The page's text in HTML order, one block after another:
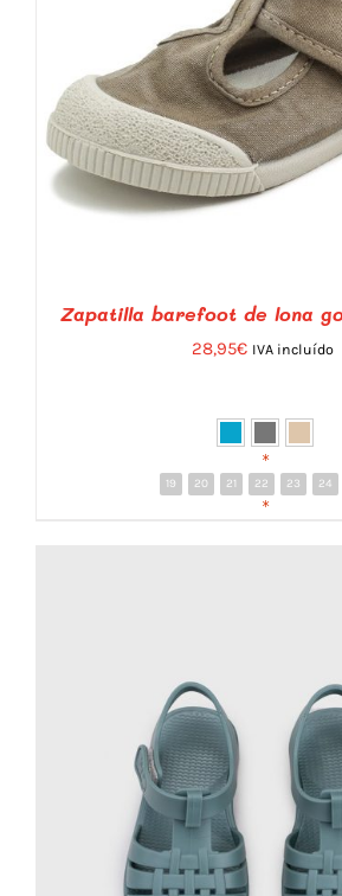
DETALLES
Zapatilla barefoot de lona
28,95€ IVA incluído
*
19 20 21 22 23 24
*